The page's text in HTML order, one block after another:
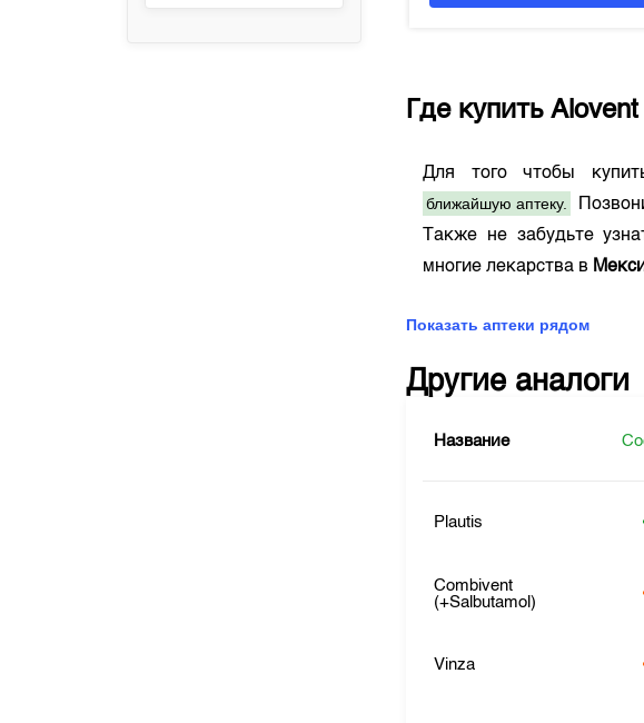
Где купитьAlovent
Для того чтобы
ближайшую аптеку.
Также не забудьте
многие лекарства в
Показать аптеки рядом
Другие аналоги
Название
Plautis
Combivent
(+Salbutamol)
Vinza